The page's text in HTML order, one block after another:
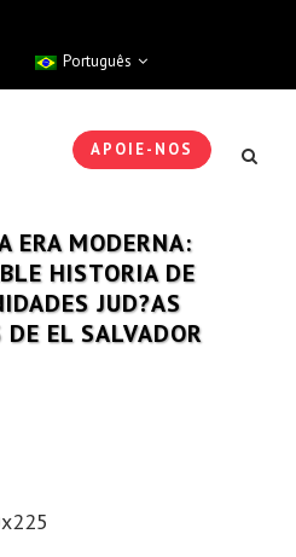
Português
APOIE-NOS
ERA MODERNA:
HISTORIA DE
JUD?AS
DE EL SALVADOR